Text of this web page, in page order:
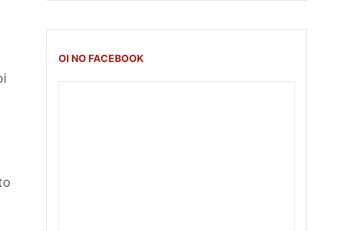
OI NO FACEBOOK